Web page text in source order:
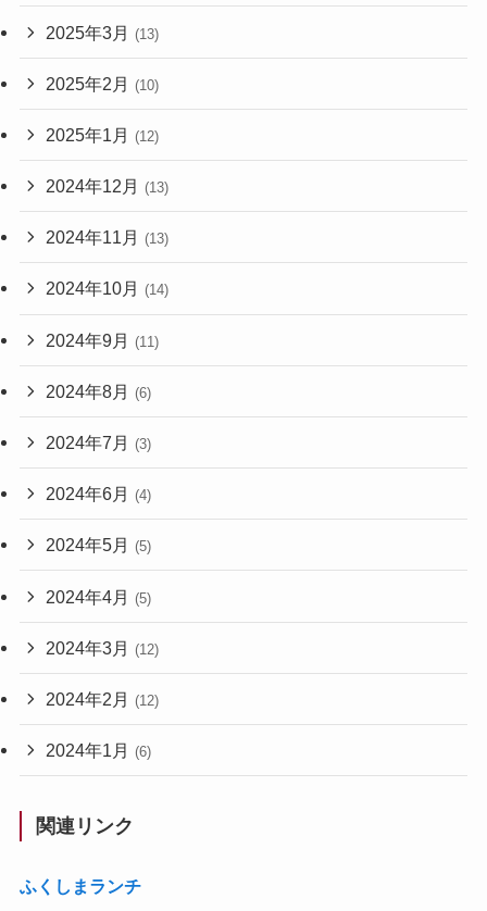
2025年3月 (13)
2025年2月 (10)
2025年1月 (12)
2024年12月 (13)
2024年11月 (13)
2024年10月 (14)
2024年9月 (11)
2024年8月 (6)
2024年7月 (3)
2024年6月 (4)
2024年5月 (5)
2024年4月 (5)
2024年3月 (12)
2024年2月 (12)
2024年1月 (6)
関連リンク
ふくしまランチ